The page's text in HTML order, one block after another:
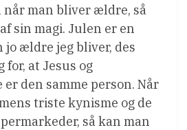
når man bliver ældre, så
sin magi. Julen er en
jo ældre jeg bliver, des
for, at Jesus og
den samme person. Når
triste kynisme og de
så kan man